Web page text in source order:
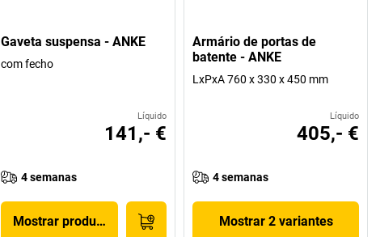
Gaveta suspensa - ANKE
com fecho
Líquido
141,- €
4 semanas
Mostrar produto
Armário de portas de
batente - ANKE
LxPxA 760 x 330 x 450 mm
Líquido
405,- €
4 semanas
Mostrar 2 variantes